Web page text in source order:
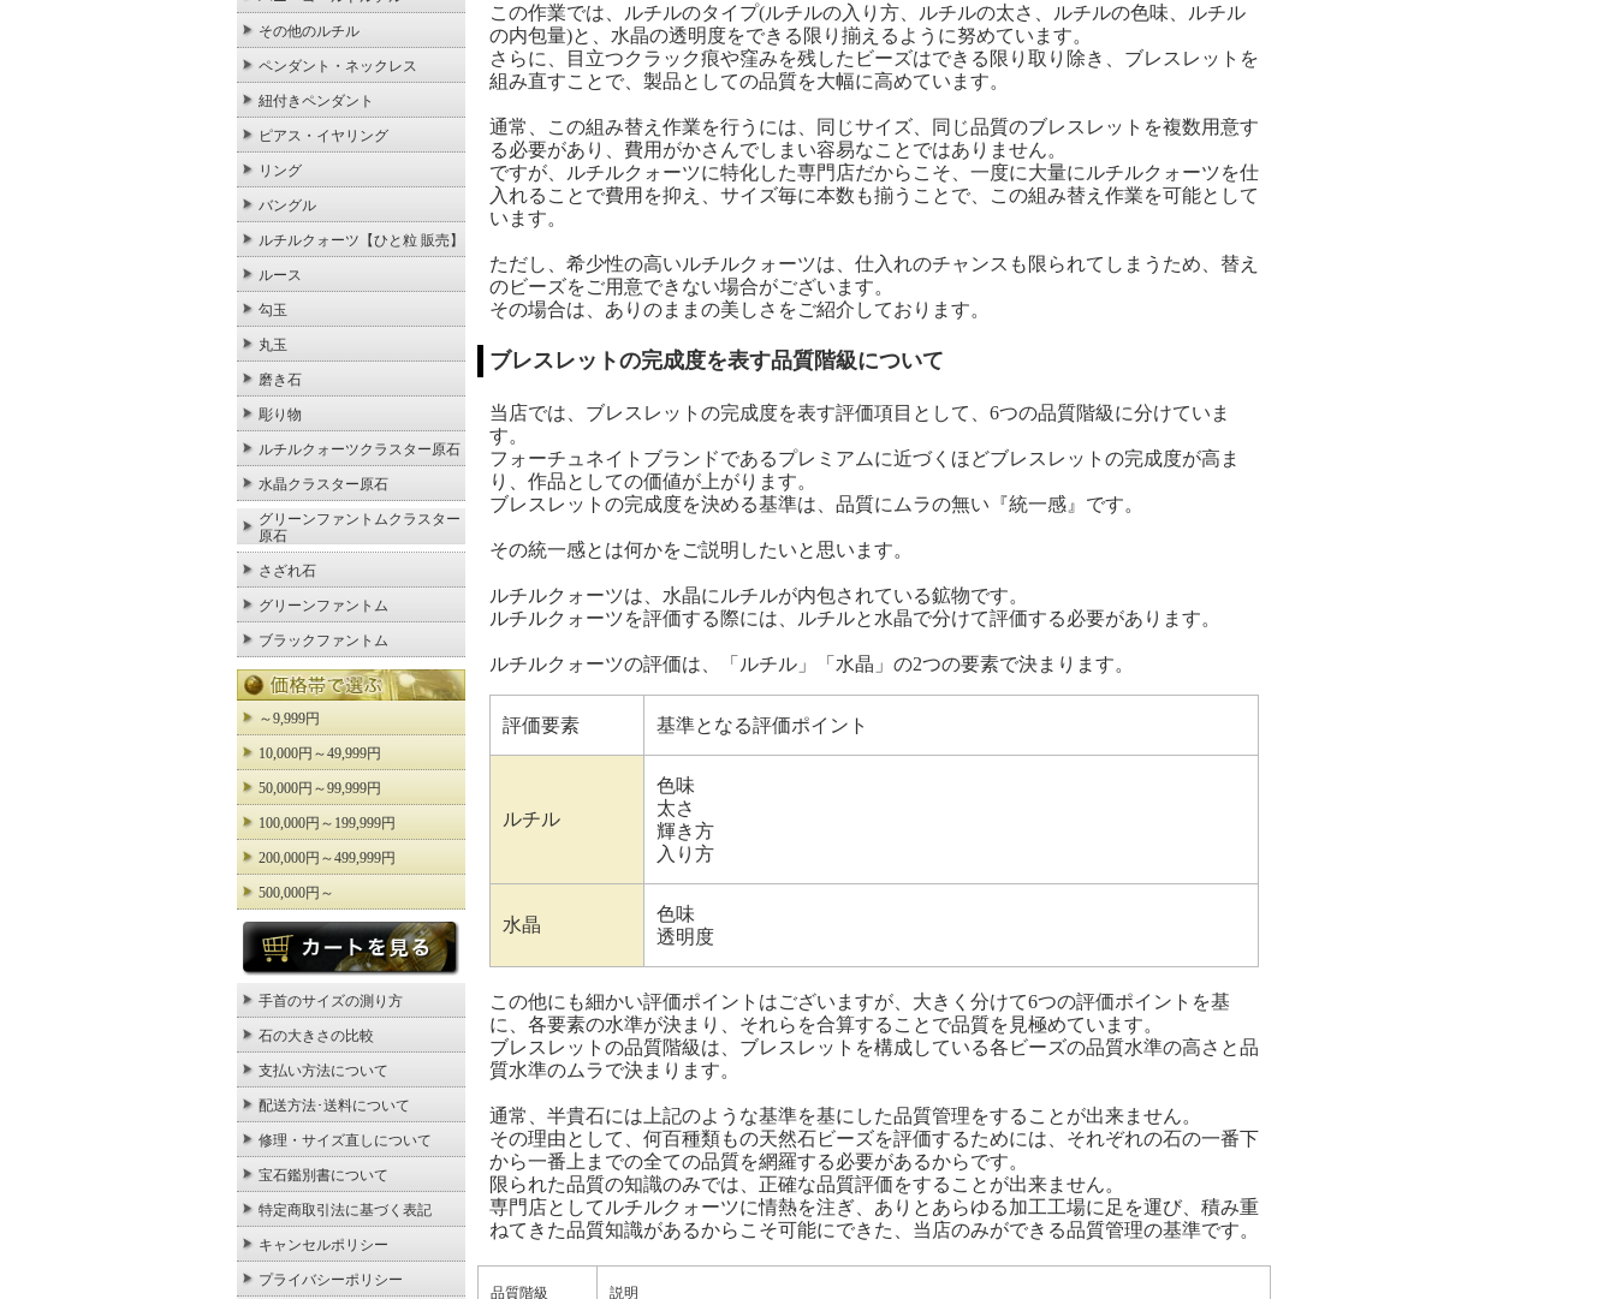
その他のルチル
ペンダント・ネックレス
紐付きペンダント
ピアス・イヤリング
リング
バングル
ルチルクォーツ【ひと粒 販売】
ルース
勾玉
丸玉
磨き石
彫り物
ルチルクォーツクラスター原石
水晶クラスター原石
グリーンファントムクラスター
原石
さざれ石
グリーンファントム
ブラックファントム
～9,999円
10,000円～49,999円
50,000円～99,999円
100,000円～199,999円
200,000円～499,999円
500,000円～
手首のサイズの測り方
石の大きさの比較
支払い方法について
配送方法･送料について
修理・サイズ直しについて
宝石鑑別書について
特定商取引法に基づく表記
キャンセルポリシー
プライバシーポリシー
この作業では、ルチルのタイプ(ルチルの入り方、ルチルの太さ、ルチルの色味、ルチル
の内包量)と、水晶の透明度をできる限り揃えるように努めています。
さらに、目立つクラック痕や窪みを残したビーズはできる限り取り除き、ブレスレットを
組み直すことで、製品としての品質を大幅に高めています。
通常、この組み替え作業を行うには、同じサイズ、同じ品質のブレスレットを複数用意す
る必要があり、費用がかさんでしまい容易なことではありません。
ですが、ルチルクォーツに特化した専門店だからこそ、一度に大量にルチルクォーツを仕
入れることで費用を抑え、サイズ毎に本数も揃うことで、この組み替え作業を可能として
います。
ただし、希少性の高いルチルクォーツは、仕入れのチャンスも限られてしまうため、替え
のビーズをご用意できない場合がございます。
その場合は、ありのままの美しさをご紹介しております。
ブレスレットの完成度を表す品質階級について
当店では、ブレスレットの完成度を表す評価項目として、6つの品質階級に分けていま
す。
フォーチュネイトブランドであるプレミアムに近づくほどブレスレットの完成度が高ま
り、作品としての価値が上がります。
ブレスレットの完成度を決める基準は、品質にムラの無い『統一感』です。
その統一感とは何かをご説明したいと思います。
ルチルクォーツは、水晶にルチルが内包されている鉱物です。
ルチルクォーツを評価する際には、ルチルと水晶で分けて評価する必要があります。
ルチルクォーツの評価は、「ルチル」「水晶」の2つの要素で決まります。
評価要素 基準となる評価ポイント
ルチル
色味
太さ
輝き方
入り方
水晶
色味
透明度
この他にも細かい評価ポイントはございますが、大きく分けて6つの評価ポイントを基
に、各要素の水準が決まり、それらを合算することで品質を見極めています。
ブレスレットの品質階級は、ブレスレットを構成している各ビーズの品質水準の高さと品
質水準のムラで決まります。
通常、半貴石には上記のような基準を基にした品質管理をすることが出来ません。
その理由として、何百種類もの天然石ビーズを評価するためには、それぞれの石の一番下
から一番上までの全ての品質を網羅する必要があるからです。
限られた品質の知識のみでは、正確な品質評価をすることが出来ません。
専門店としてルチルクォーツに情熱を注ぎ、ありとあらゆる加工工場に足を運び、積み重
ねてきた品質知識があるからこそ可能にできた、当店のみができる品質管理の基準です。
品質階級 説明